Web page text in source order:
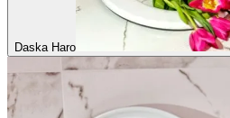
Daska Haro